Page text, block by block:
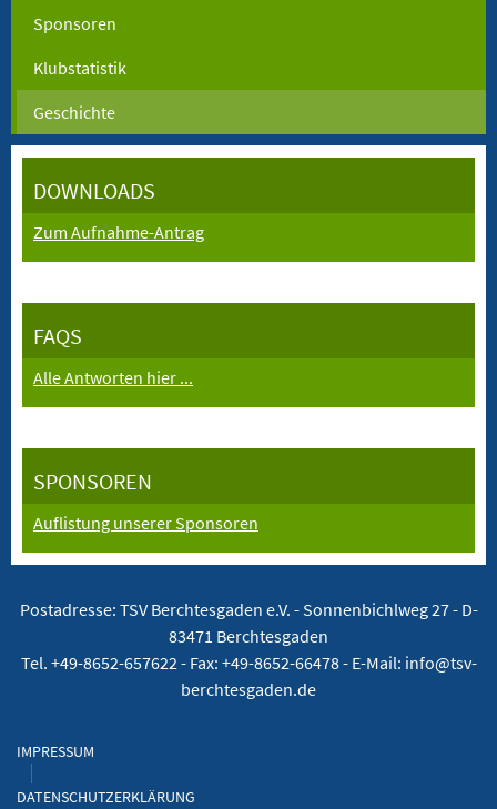
Sponsoren
Klubstatistik
Geschichte
DOWNLOADS
Zum Aufnahme-Antrag
FAQS
Alle Antworten hier ...
SPONSOREN
Auflistung unserer Sponsoren
Postadresse: TSV Berchtesgaden e.V. -Sonnenbichlweg 27 - D-
83471 Berchtesgaden
Tel. +49-8652-657622 - Fax: +49-8652-66478 - E-Mail: info@tsv-
berchtesgaden.de
IMPRESSUM
DATENSCHUTZERKLÄRUNG